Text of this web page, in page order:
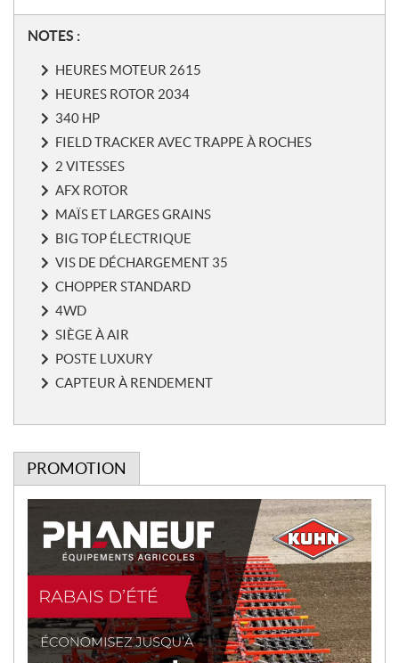
N
NOTES :
HEURES MOTEUR 2615
HEURES ROTOR 2034
340 HP
FIELD TRACKER AVEC TRAPPE À ROCHES
2 VITESSES
AFX ROTOR
MAÏS ET LARGES GRAINS
BIG TOP ÉLECTRIQUE
VIS DE DÉCHARGEMENT 35
CHOPPER STANDARD
4WD
SIÈGE À AIR
POSTE LUXURY
CAPTEUR À RENDEMENT
PROMOTION
m
i
o